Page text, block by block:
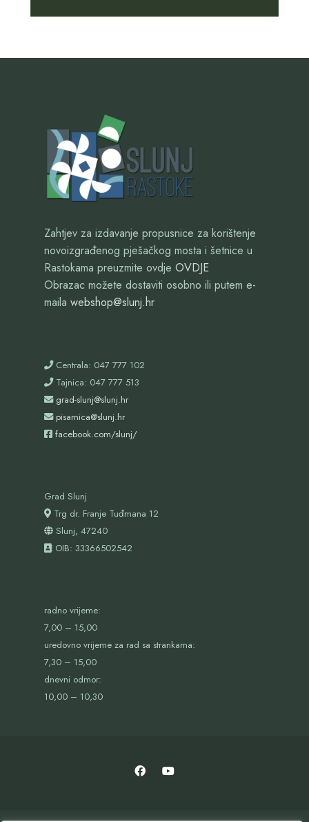
Zahtjev za izdavanje propusnice za korištenje
novoizgrađenog pješačkog mosta i šetnice u
Rastokama preuzmite ovdje OVDJE
Obrazac možete dostaviti osobno ili putem e-
maila webshop@slunj.hr
Centrala: 047 777 102
Tajnica: 047 777 513
grad-slunj@slunj.hr
pisarnica@slunj.hr
facebook.com/slunj/
Grad Slunj
Trg dr. Franje Tuđmana 12
Slunj, 47240
OIB: 33366502542
radno vrijeme:
7,00 – 15,00
uredovno vrijeme za rad sa strankama:
7,30 – 15,00
dnevni odmor:
10,00 – 10,30